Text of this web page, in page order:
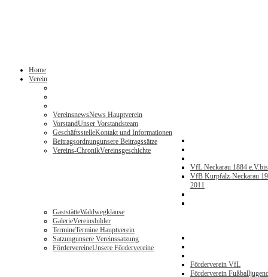
Home
Verein
VereinsnewsNews Hauptverein
VorstandUnser Vorstandsteam
GeschäftsstelleKontakt und Informationen
Beitragsordnungunsere Beitragssätze
Vereins-ChronikVereinsgeschichte
VfL Neckarau 1884 e.V.
VfB Kurpfalz-Neckarau
2011
GaststätteWaldwegklause
GalerieVereinsbilder
TermineTermine Hauptverein
Satzungunsere Vereinssatzung
FördervereineUnsere Fördervereine
Förderverein VfL
Förderverein